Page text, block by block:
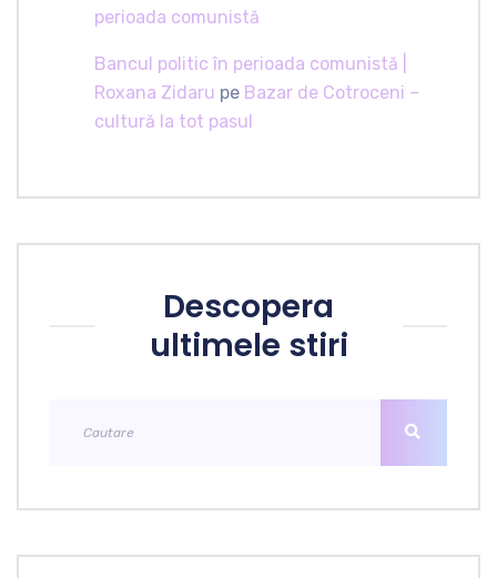
perioada comunistă
Bancul politic în perioada comunistă |
Roxana Zidaru pe Bazar de Cotroceni –
cultură la tot pasul
Descopera
ultimele stiri